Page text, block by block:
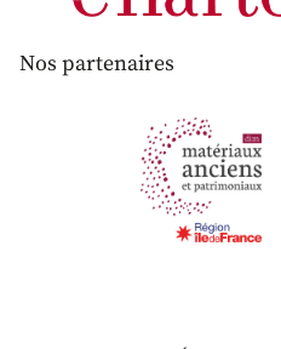
Nos partenaires